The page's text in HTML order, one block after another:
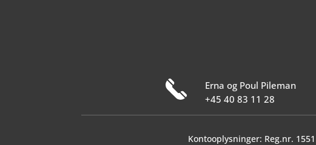
Erna og Poul Pileman
+45 40 83 11 28
Kontooplysninger: Reg.nr.